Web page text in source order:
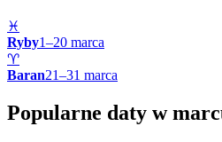
♓
Ryby1–20 marca
♈
Baran21–31 marca
Popularne daty w